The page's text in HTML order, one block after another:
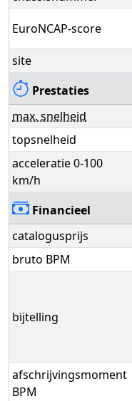
EuroNCAP-score
site
Prestaties
max. snelheid
topsnelheid
acceleratie 0-100
km/h
Financieel
catalogusprijs
bruto BPM
bijtelling
afschrijvingsmoment
BPM